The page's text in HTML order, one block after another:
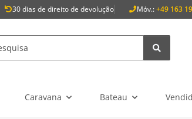
30 dias de direito de devolução Móv.:+49 163
Caravana Bateau